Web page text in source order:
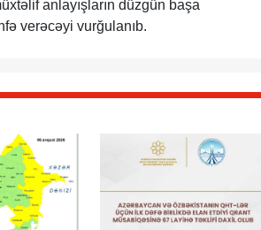
anlayışların düzgün başa
verəcəyi vurğulanıb.